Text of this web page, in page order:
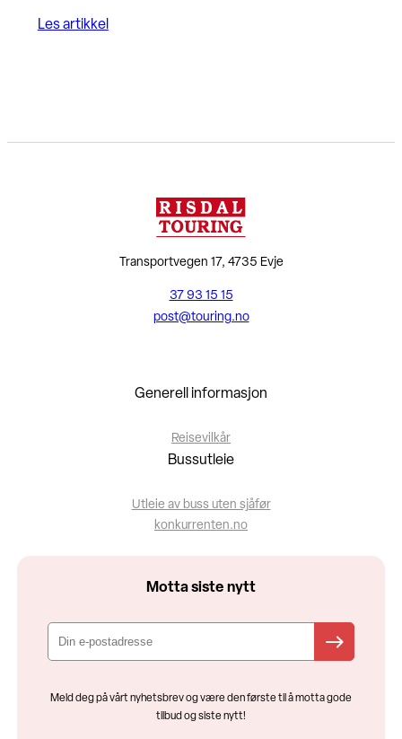
Les artikkel
Transportvegen 17, 4735 Evje
37 93 15 15
post@touring.no
Generell informasjon
Reisevilkår
Bussutleie
Utleie av buss uten sjåfør
konkurrenten.no
Motta siste nytt
Meld deg på vårt nyhetsbrev og være den første til å motta gode
tilbud og siste nytt!